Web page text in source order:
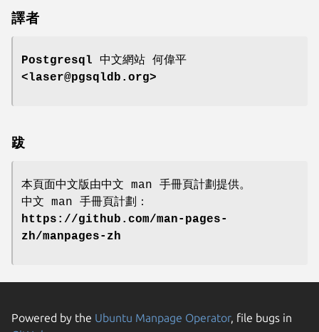
譯者
Postgresql 中文網站 何偉平
<laser@pgsqldb.org>
跋
本頁面中文版由中文 man 手冊頁計劃提供。
中文 man 手冊頁計劃：
https://github.com/man-pages-
zh/manpages-zh
Powered by the Ubuntu Manpage Operator, file bugs in